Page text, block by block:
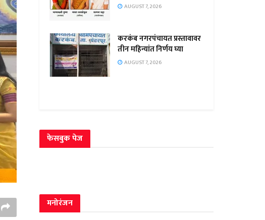
AUGUST 7, 2026
करकंब नगरपंचायत प्रस्तावावर
तीन महिन्यांत निर्णय घ्या
AUGUST 7, 2026
फेसबुक पेज
मनोरंजन